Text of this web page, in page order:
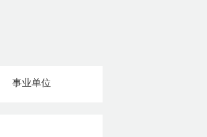
事业单位